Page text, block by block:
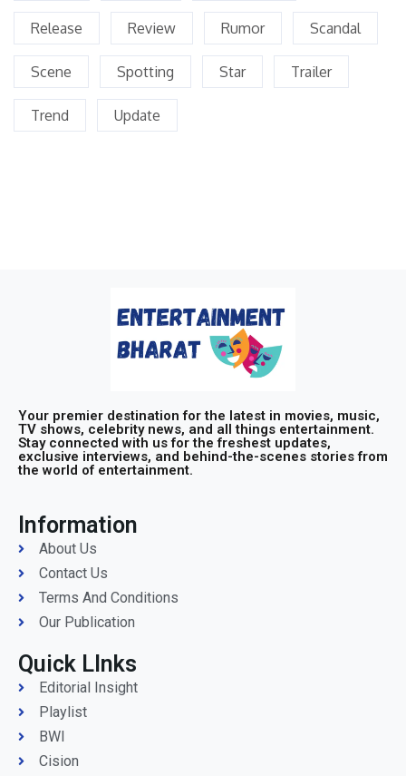
Release Review Rumor Scandal
Scene Spotting Star Trailer
Trend Update
Your premier destination for the latest in movies, music,
TV shows, celebrity news, and all things entertainment.
Stay connected with us for the freshest updates,
exclusive interviews, and behind-the-scenes stories from
the world of entertainment.
Information
About Us
Contact Us
Terms And Conditions
Our Publication
Quick LInks
Editorial Insight
Playlist
BWI
Cision